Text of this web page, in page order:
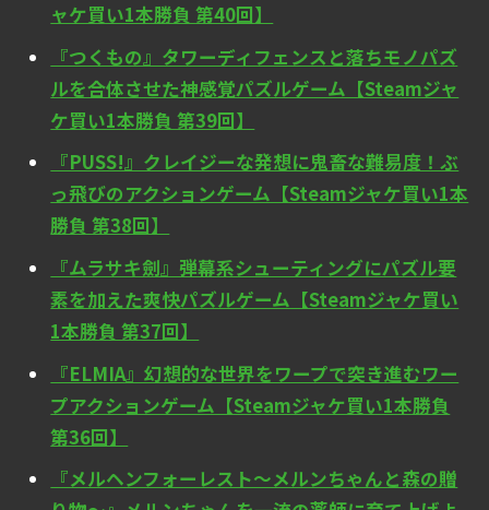
ャケ買い1本勝負 第40回】
『つくもの』タワーディフェンスと落ちモノパズ
ルを合体させた神感覚パズルゲーム【Steamジャ
ケ買い1本勝負 第39回】
『PUSS!』クレイジーな発想に鬼畜な難易度！ぶ
っ飛びのアクションゲーム【Steamジャケ買い1本
勝負 第38回】
『ムラサキ劍』弾幕系シューティングにパズル要
素を加えた爽快パズルゲーム【Steamジャケ買い
1本勝負 第37回】
『ELMIA』幻想的な世界をワープで突き進むワー
プアクションゲーム【Steamジャケ買い1本勝負
第36回】
『メルヘンフォーレスト～メルンちゃんと森の贈